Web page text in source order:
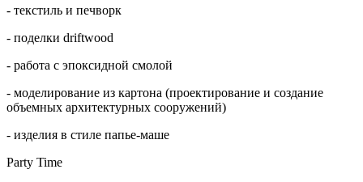
- текстиль и печворк
- поделки driftwood
- работа с эпоксидной смолой
- моделирование из картона (проектирование и создание
объемных архитектурных сооружений)
- изделия в стиле папье-маше
Party Time